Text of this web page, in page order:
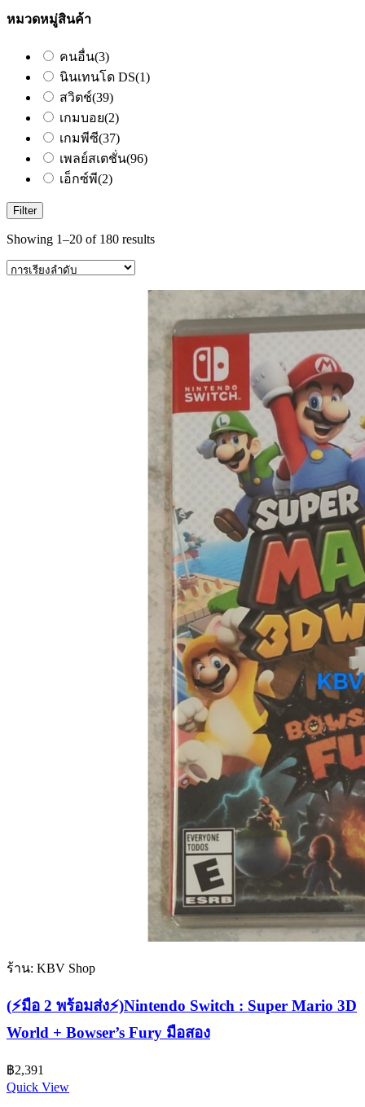
หมวดหมู่สินค้า
คนอื่น(3)
นินเทนโด DS(1)
สวิตช์(39)
เกมบอย(2)
เกมพีซี(37)
เพลย์สเตชั่น(96)
เอ็กซ์พี(2)
Filter
Showing 1–20 of 180 results
ร้าน: KBV Shop
(⚡มือ 2 พร้อมส่ง⚡)Nintendo Switch : Super Mario 3D
World + Bowser’s Fury มือสอง
฿2,391
Quick View